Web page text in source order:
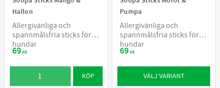
Hallon
Allergivänliga och
spannmålsfria sticks för
hundar
69KR
KÖP
Pumpa
Allergivänliga och
spannmålsfria sticks för
hundar
69KR
VÄLJ VARIANT